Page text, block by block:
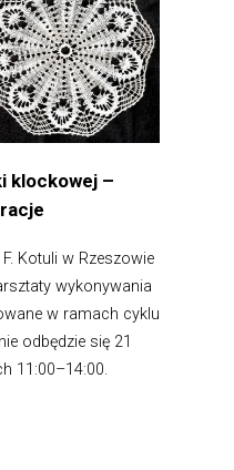
klockowej –
Kotuli w Rzeszowie
wykonywania
w ramach cyklu
odbędzie się 21
11:00–14:00.